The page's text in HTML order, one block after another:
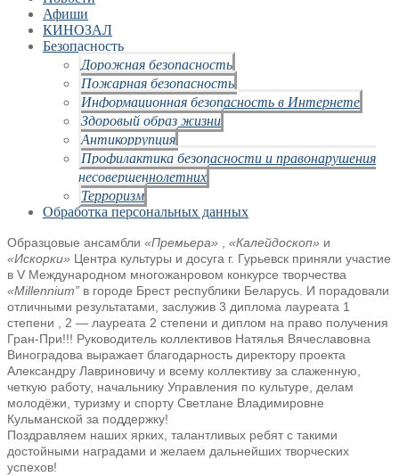
Афиши
КИНОЗАЛ
Безопасность
Дорожная безопасность
Пожарная безопасность
Информационная безопасность в Интернете
Здоровый образ жизни
Антикоррупция
Профилактика безопасности и правонарушения
несовершеннолетних
Терроризм
Обработка персональных данных
Образцовые ансамбли «Премьера» , «Калейдоскоп» и
«Искорки» Центра культуры и досуга г. Гурьевск приняли участие
в V Международном многожанровом конкурсе творчества
«Millennium” в городе Брест республики Беларусь. И порадовали
отличными результатами, заслужив 3 диплома лауреата 1
степени , 2 — лауреата 2 степени и диплом на право получения
Гран-При!!! Руководитель коллективов Натялья Вячеславовна
Виноградова выражает благодарность директору проекта
Александру Лавриновичу и всему коллективу за слаженную,
четкую работу, начальнику Управления по культуре, делам
молодёжи, туризму и спорту Светлане Владимировне
Кульманской за поддержку!
Поздравляем наших ярких, талантливых ребят с такими
достойными наградами и желаем дальнейших творческих
успехов!